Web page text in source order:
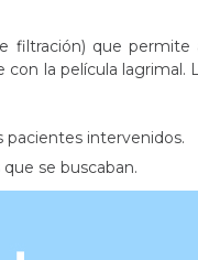
filtración) que permite
la película lagrimal.
pacientes intervenidos.
se buscaban.